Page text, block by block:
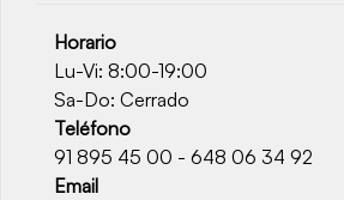
Horario
Lu-Vi: 8:00-19:00
Sa-Do: Cerrado
Teléfono
91 895 45 00 - 648 06 34 92
Email